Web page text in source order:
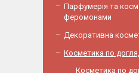
Парфумерія та
феромонами
Декоративна
Косметика по
Косметика по